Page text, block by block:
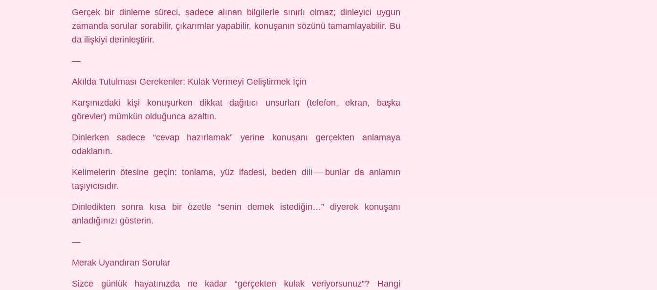
Gerçek bir dinleme süreci, sadece alınan bilgilerle sınırlı olmaz; dinleyici uygun
zamanda sorular sorabilir, çıkarımlar yapabilir, konuşanın sözünü tamamlayabilir. Bu
da ilişkiyi derinleştirir.
—
Akılda Tutulması Gerekenler: Kulak Vermeyi Geliştirmek İçin
Karşınızdaki kişi konuşurken dikkat dağıtıcı unsurları (telefon, ekran, başka
görevler) mümkün olduğunca azaltın.
Dinlerken sadece “cevap hazırlamak” yerine konuşanı gerçekten anlamaya
odaklanın.
Kelimelerin ötesine geçin: tonlama, yüz ifadesi, beden dili — bunlar da anlamın
taşıyıcısıdır.
Dinledikten sonra kısa bir özetle “senin demek istediğin…” diyerek konuşanı
anladığınızı gösterin.
—
Merak Uyandıran Sorular
Sizce günlük hayatınızda ne kadar “gerçekten kulak veriyorsunuz”? Hangi